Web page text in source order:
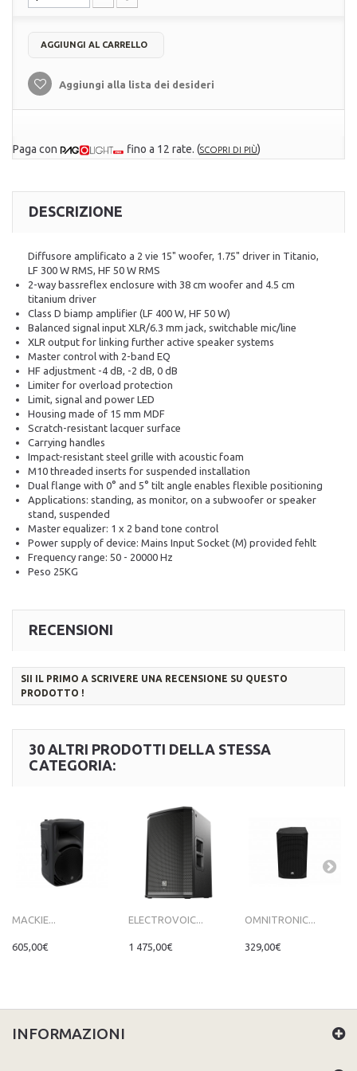
AGGIUNGI AL CARRELLO
Aggiungi alla lista dei desideri
Paga con fino a 12 rate. (SCOPRI DI PIÙ)
DESCRIZIONE
Diffusore amplificato a 2 vie 15" woofer, 1.75" driver in Titanio,
LF 300 W RMS, HF 50 W RMS
2-way bassreflex enclosure with 38 cm woofer and 4.5 cm
titanium driver
Class D biamp amplifier (LF 400 W, HF 50 W)
Balanced signal input XLR/6.3 mm jack, switchable mic/line
XLR output for linking further active speaker systems
Master control with 2-band EQ
HF adjustment -4 dB, -2 dB, 0 dB
Limiter for overload protection
Limit, signal and power LED
Housing made of 15 mm MDF
Scratch-resistant lacquer surface
Carrying handles
Impact-resistant steel grille with acoustic foam
M10 threaded inserts for suspended installation
Dual flange with 0° and 5° tilt angle enables flexible positioning
Applications: standing, as monitor, on a subwoofer or speaker
stand, suspended
Master equalizer: 1 x 2 band tone control
Power supply of device: Mains Input Socket (M) provided fehlt
Frequency range: 50 - 20000 Hz
Peso 25KG
RECENSIONI
SII IL PRIMO A SCRIVERE UNA RECENSIONE SU QUESTO
PRODOTTO !
30 ALTRI PRODOTTI DELLA STESSA
CATEGORIA:
MACKIE...
605,00€
ELECTROVOIC...
1 475,00€
OMNITRONIC...
329,00€
INFORMAZIONI